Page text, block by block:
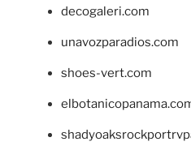
decogaleri.com
unavozparadios.com
shoes-vert.com